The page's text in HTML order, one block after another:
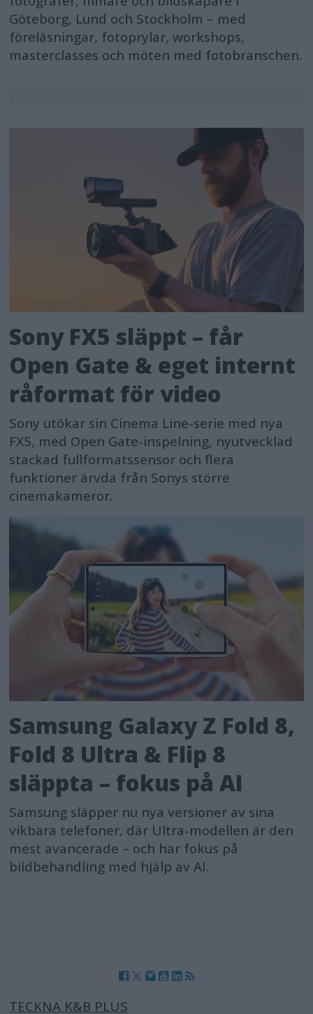
Göteborg, Lund och Stockholm – med
föreläsningar, fotoprylar, workshops,
masterclasses och möten med fotobranschen.
Sony FX5 släppt – får
Open Gate & eget internt
råformat för video
Sony utökar sin Cinema Line-serie med nya
FX5, med Open Gate-inspelning, nyutvecklad
stackad fullformatssensor och flera
funktioner ärvda från Sonys större
cinemakameror.
Samsung Galaxy Z Fold 8,
Fold 8 Ultra & Flip 8
släppta – fokus på AI
Samsung släpper nu nya versioner av sina
vikbara telefoner, där Ultra-modellen är den
mest avancerade – och har fokus på
bildbehandling med hjälp av AI.
TECKNA K&B PLUS